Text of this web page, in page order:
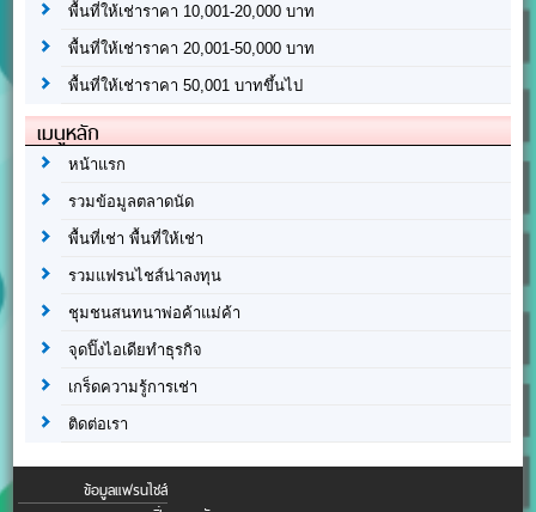
พื้นที่ให้เช่าราคา 10,001-20,000 บาท
พื้นที่ให้เช่าราคา 20,001-50,000 บาท
พื้นที่ให้เช่าราคา 50,001 บาทขึ้นไป
เมนูหลัก
หน้าแรก
รวมข้อมูลตลาดนัด
พื้นที่เช่า พื้นที่ให้เช่า
รวมแฟรนไชส์น่าลงทุน
ชุมชนสนทนาพ่อค้าแม่ค้า
จุดปิ๊งไอเดียทำธุรกิจ
เกร็ดความรู้การเช่า
ติดต่อเรา
ข้อมูลแฟรนไชส์